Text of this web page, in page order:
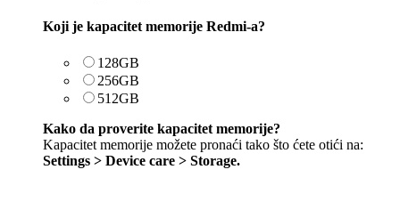
Koji je kapacitet memorije Redmi-a?
128GB
256GB
512GB
Kako da proverite kapacitet memorije?
Kapacitet memorije možete pronaći tako što ćete otići na:
Settings > Device care > Storage.